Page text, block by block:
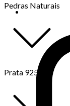
Pedras Naturais
Prata 925